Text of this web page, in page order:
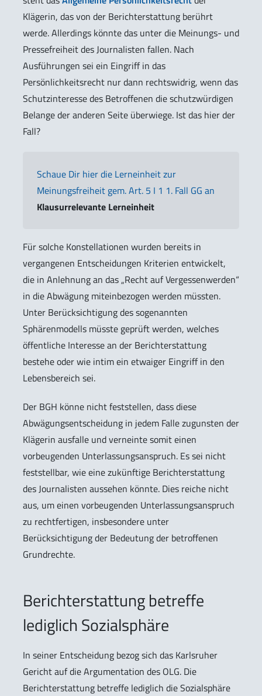
Klägerin, das von der Berichterstattung berührt
werde. Allerdings könnte das unter die Meinungs- und
Pressefreiheit des Journalisten fallen. Nach
Ausführungen sei ein Eingriff in das
Persönlichkeitsrecht nur dann rechtswidrig, wenn das
Schutzinteresse des Betroffenen die schutzwürdigen
Belange der anderen Seite überwiege. Ist das hier der
Fall?
Schaue Dir hier die Lerneinheit zur
Meinungsfreiheit gem. Art. 5 I 1 1. Fall GG an
Klausurrelevante Lerneinheit
Für solche Konstellationen wurden bereits in
vergangenen Entscheidungen Kriterien entwickelt,
die in Anlehnung an das „Recht auf Vergessenwerden“
in die Abwägung miteinbezogen werden müssten.
Unter Berücksichtigung des sogenannten
Sphärenmodells müsste geprüft werden, welches
öffentliche Interesse an der Berichterstattung
bestehe oder wie intim ein etwaiger Eingriff in den
Lebensbereich sei.
Der BGH könne nicht feststellen, dass diese
Abwägungsentscheidung in jedem Falle zugunsten der
Klägerin ausfalle und verneinte somit einen
vorbeugenden Unterlassungsanspruch. Es sei nicht
feststellbar, wie eine zukünftige Berichterstattung
des Journalisten aussehen könnte. Dies reiche nicht
aus, um einen vorbeugenden Unterlassungsanspruch
zu rechtfertigen, insbesondere unter
Berücksichtigung der Bedeutung der betroffenen
Grundrechte.
Berichterstattung betreffe
lediglich Sozialsphäre
In seiner Entscheidung bezog sich das Karlsruher
Gericht auf die Argumentation des OLG. Die
Berichterstattung betreffe lediglich die Sozialsphäre